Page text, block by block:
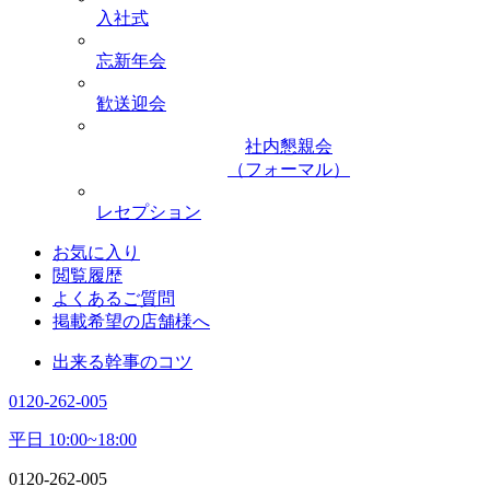
入社式
忘新年会
歓送迎会
社内懇親会
（フォーマル）
レセプション
お気に入り
閲覧履歴
よくあるご質問
掲載希望の店舗様へ
出来る幹事のコツ
0120-262-005
平日 10:00~18:00
0120-262-005